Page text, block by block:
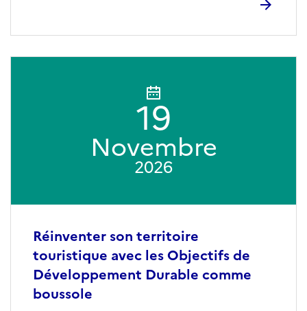
Réinventer son territoire
touristique avec les Objectifs de
Développement Durable comme
boussole
19
Novembre
2026